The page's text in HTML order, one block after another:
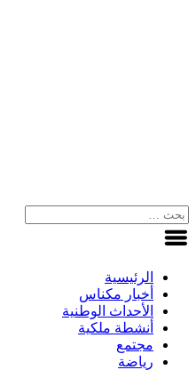
الرئيسية
أخبار مكناس
الأحداث الوطنية
أنشطة ملكية
مجتمع
رياضة